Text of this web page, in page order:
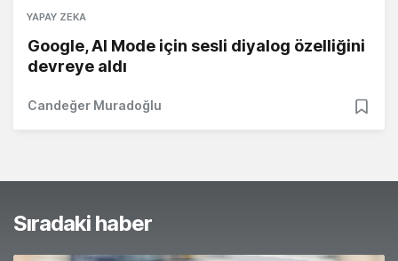
YAPAY ZEKA
Google, AI Mode için sesli diyalog özelliğini
devreye aldı
Candeğer Muradoğlu
Sıradaki haber